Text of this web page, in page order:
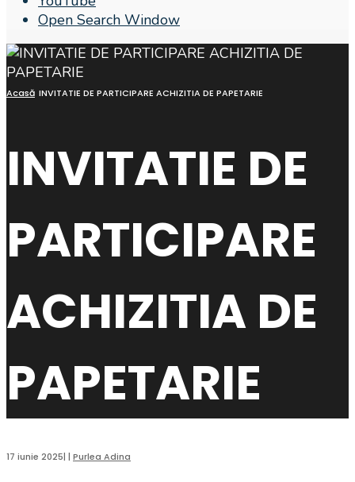
Open Search Window
Acasă INVITATIE DE PARTICIPARE ACHIZITIA DE PAPETARIE
INVITATIE DE
PARTICIPARE
ACHIZITIA DE
PAPETARIE
17 iunie 2025| | Purlea Adina